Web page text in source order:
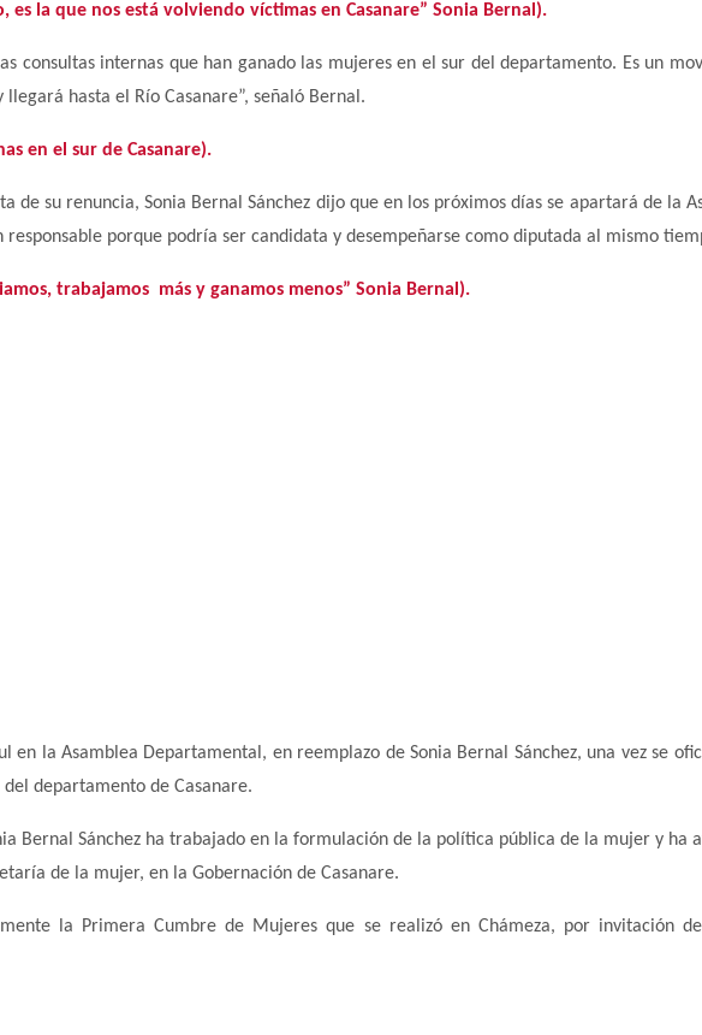
es la que nos está volviendo víctimas en Casanare” Sonia Bernal).
consultas internas que han ganado las mujeres en el sur del departamento. Es un
hasta el Río Casanare”, señaló Bernal.
en el sur de Casanare).
de su renuncia, Sonia Bernal Sánchez dijo que en los próximos días se apartará de la
porque podría ser candidata y desempeñarse como diputada al mismo
trabajamos más y ganamos menos” Sonia Bernal).
en la Asamblea Departamental, en reemplazo de Sonia Bernal Sánchez, una vez se
departamento de Casanare.
Bernal Sánchez ha trabajado en la formulación de la política pública de la mujer y ha
de la mujer, en la Gobernación de Casanare.
la Primera Cumbre de Mujeres que se realizó en Chámeza, por invitación